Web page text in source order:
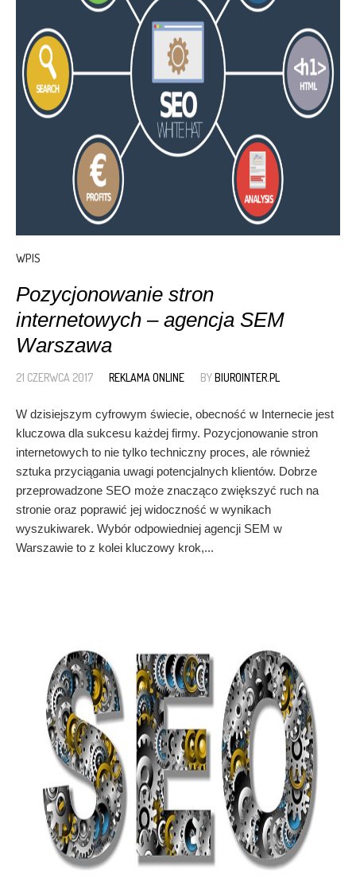
WPIS
Pozycjonowanie stron
internetowych – agencja SEM
Warszawa
21 CZERWCA 2017 REKLAMA ONLINE BYBIUROINTER.PL
W dzisiejszym cyfrowym świecie, obecność w Internecie jest
kluczowa dla sukcesu każdej firmy. Pozycjonowanie stron
internetowych to nie tylko techniczny proces, ale również
sztuka przyciągania uwagi potencjalnych klientów. Dobrze
przeprowadzone SEO może znacząco zwiększyć ruch na
stronie oraz poprawić jej widoczność w wynikach
wyszukiwarek. Wybór odpowiedniej agencji SEM w
Warszawie to z kolei kluczowy krok,...